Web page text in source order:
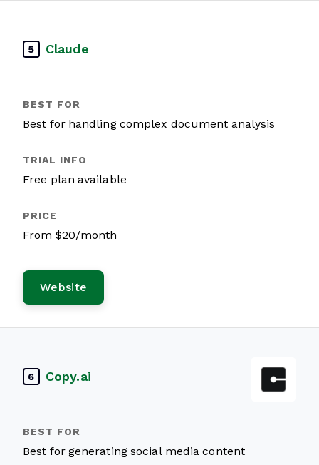
5 Claude
Best for handling complex document analysis
Free plan available
From $20/month
Website
6 Copy.ai
Best for generating social media content